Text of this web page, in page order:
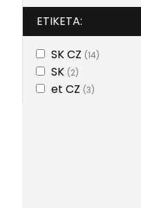
ETIKETA:
SK CZ (14)
SK (2)
et CZ (3)